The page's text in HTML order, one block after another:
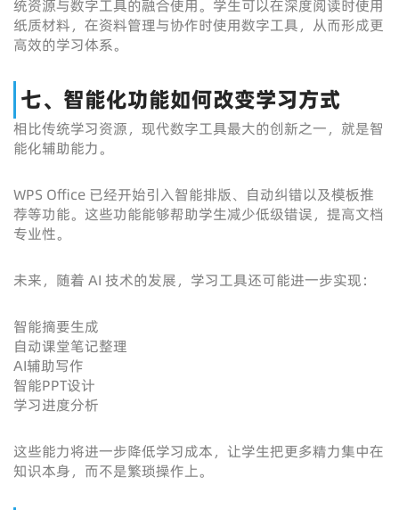
统资源与数字工具的融合使用。学生可以在深度阅读时使用
纸质材料，在资料管理与协作时使用数字工具，从而形成更
高效的学习体系。
七、智能化功能如何改变学习方式
相比传统学习资源，现代数字工具最大的创新之一，就是智
能化辅助能力。
WPS Office 已经开始引入智能排版、自动纠错以及模板推
荐等功能。这些功能能够帮助学生减少低级错误，提高文档
专业性。
未来，随着 AI 技术的发展，学习工具还可能进一步实现：
智能摘要生成
自动课堂笔记整理
AI辅助写作
智能PPT设计
学习进度分析
这些能力将进一步降低学习成本，让学生把更多精力集中在
知识本身，而不是繁琐操作上。